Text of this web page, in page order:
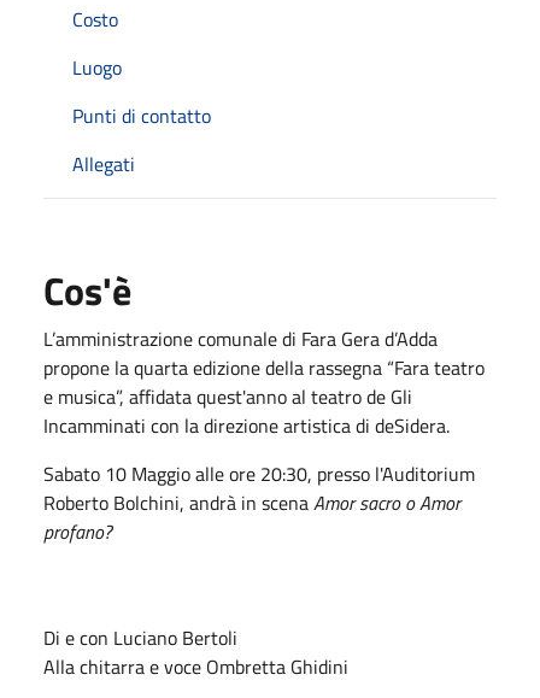
Costo
Luogo
Punti di contatto
Allegati
Cos'è
L’amministrazione comunale di Fara Gera d’Adda
propone la quarta edizione della rassegna “Fara teatro
e musica”, affidata quest'anno al teatro de Gli
Incamminati con la direzione artistica di deSidera.
Sabato 10 Maggio alle ore 20:30, presso l'Auditorium
Roberto Bolchini, andrà in scenaAmor sacro o Amor
profano?
Di e con Luciano Bertoli
Alla chitarra e voce Ombretta Ghidini